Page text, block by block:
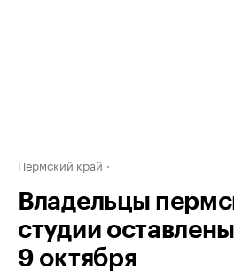
Пермский край
Владельцы
студии
9 октября